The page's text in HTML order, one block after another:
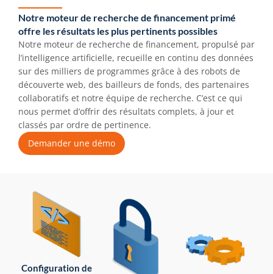
Notre moteur de recherche de financement primé
offre les résultats les plus pertinents possibles
Notre moteur de recherche de financement, propulsé par
l’intelligence artificielle, recueille en continu des données
sur des milliers de programmes grâce à des robots de
découverte web, des bailleurs de fonds, des partenaires
collaboratifs et notre équipe de recherche. C’est ce qui
nous permet d’offrir des résultats complets, à jour et
classés par ordre de pertinence.
Demander une démo
Configuration de